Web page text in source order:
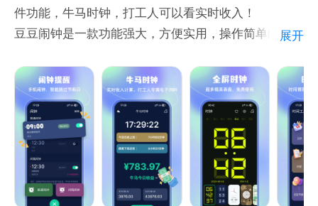
件功能，牛马时钟，打工人可以看实时收入！
豆豆闹钟是一款功能强大，方便实用，操作简单的软件
排，如：跳过本次、隔天闹钟、工作日闹钟、日历功
能、日程管理、实时薪资等。为您的生活、工作带来极
大便利，手机必备工具，满足不同人群对于时间管理需
要！
1.闹钟：可以按照每天/每周/每月/每年/节日/生日的重
复提醒，并可以以时间为单位设置间隔时间，设置闹铃
或者隔天闹钟；
展开